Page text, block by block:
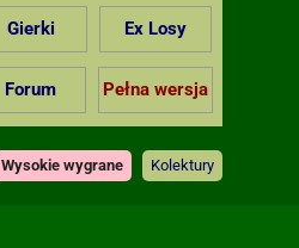
Gierki Ex Losy
Forum Pełna wersja
Wysokie wygrane Kolektury